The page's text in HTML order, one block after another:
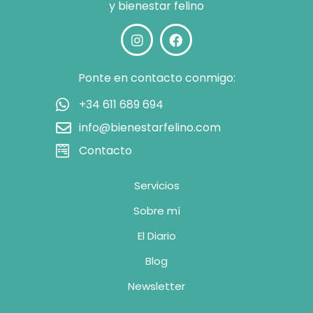
y bienestar felino
Ponte en contacto conmigo:
+34 611 689 694
info@bienestarfelino.com
Contacto
Servicios
Sobre mí
El Diario
Blog
Newsletter